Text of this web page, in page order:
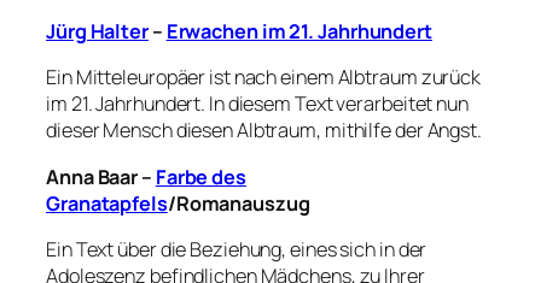
Jürg Halter– Erwachen im 21. Jahrhundert
Ein Mitteleuropäer ist nach einem Albtraum zurück
im 21. Jahrhundert. In diesem Text verarbeitet nun
dieser Mensch diesen Albtraum, mithilfe der Angst.
Anna Baar – Farbe des
Granatapfels/Romanauszug
Ein Text über die Beziehung, eines sich in der
Adoleszenz befindlichen Mädchens, zu Ihrer